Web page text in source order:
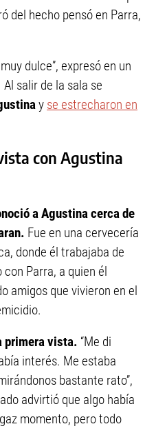
del hecho pensó en Parra,
dulce”, expresó en un
salir de la sala se
y se estrecharon en
con Agustina
a Agustina cerca de
Fue en una cervecería
donde él trabajaba de
Parra, a quien él
amigos que vivieron en el
primera vista. “Me di
interés. Me estaba
bastante rato”,
advirtió que algo había
momento, pero todo